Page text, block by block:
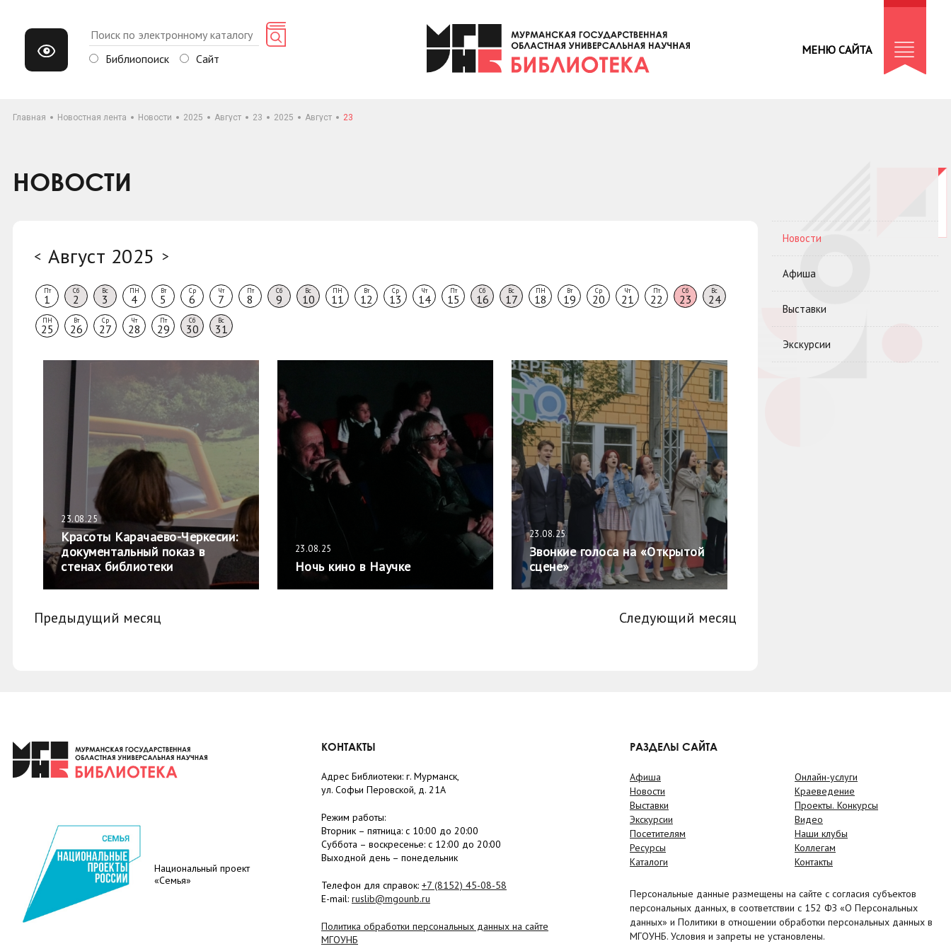
Библиопоиск Сайт
МЕНЮ САЙТА
Главная Новостная лента Новости 2025 Август 23 2025 Август 23
НОВОСТИ
< Август 2025 >
Пт
1
Сб
2
Вс
3
ПН
4
Вт
5
Ср
6
Чт
7
Пт
8
Сб
9
Вс
10
ПН
11
Вт
12
Ср
13
Чт
14
Пт
15
Сб
16
Вс
17
ПН
18
Вт
19
Ср
20
Чт
21
Пт
22
Сб
23
Вс
24
ПН
25
Вт
26
Ср
27
Чт
28
Пт
29
Сб
30
Вс
31
23.08.25
Красоты Карачаево-Черкесии:
документальный показ в
стенах библиотеки
23.08.25
Ночь кино в Научке
23.08.25
Звонкие голоса на «Открытой
сцене»
Предыдущий месяц Следующий месяц
Новости
Афиша
Выставки
Экскурсии
Национальный проект
«Семья»
КОНТАКТЫ
Адрес Библиотеки: г. Мурманск,
ул. Софьи Перовской, д. 21А
Режим работы:
Вторник – пятница: с 10:00 до 20:00
Суббота – воскресенье: c 12:00 до 20:00
Выходной день – понедельник
Телефон для справок: +7 (8152) 45-08-58
E-mail: ruslib@mgounb.ru
Политика обработки персональных данных на сайте
МГОУНБ
РАЗДЕЛЫ САЙТА
Афиша
Новости
Выставки
Экскурсии
Посетителям
Ресурсы
Каталоги
Онлайн-услуги
Краеведение
Проекты. Конкурсы
Видео
Наши клубы
Коллегам
Контакты
Персональные данные размещены на сайте с согласия субъектов
персональных данных, в соответствии с 152 ФЗ «О Персональных
данных» и Политики в отношении обработки персональных данных в
МГОУНБ. Условия и запреты не установлены.